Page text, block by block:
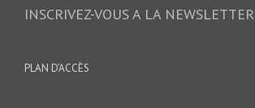
INSCRIVEZ-VOUS A LA NEWSLETTER
PLAN D’ACCÈS